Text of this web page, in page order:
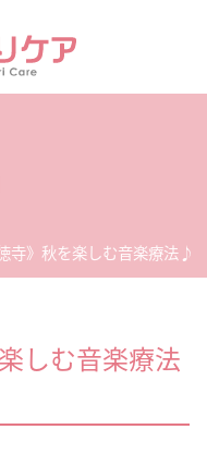
寺》秋を楽しむ音楽療法♪
しむ音楽療法